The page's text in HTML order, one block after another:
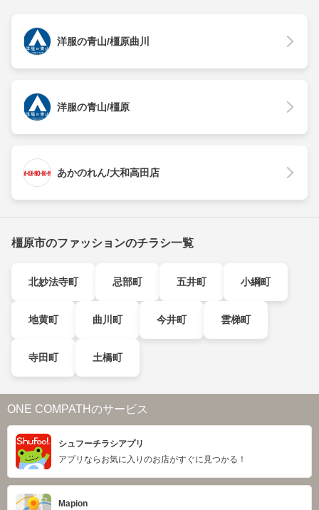
洋服の青山/橿原曲川
洋服の青山/橿原
あかのれん/大和高田店
橿原市のファッションのチラシ一覧
北妙法寺町 忌部町 五井町 小綱町
地黄町 曲川町 今井町 雲梯町
寺田町 土橋町
ONE COMPATHのサービス
シュフーチラシアプリ
アプリならお気に入りのお店がすぐに見つかる！
Mapion